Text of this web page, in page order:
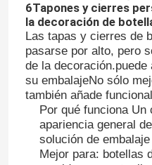
6Tapones y cierres
la decoración de
Las tapas y cierres de
pasarse por alto, pero
de la
su embalajeNo sólo
también añade
Por qué funciona
apariencia general
solución de
Mejor para: botellas